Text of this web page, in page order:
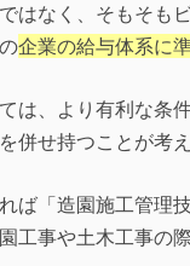
はなく、そもそも
企業の給与体系に
は、より有利な条
併せ持つことが考え
ば「造園施工管理
工事や土木工事の